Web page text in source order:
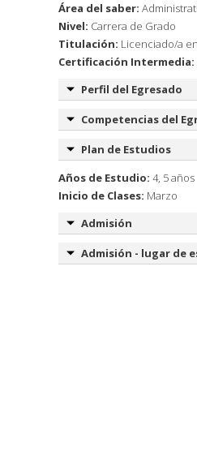
Área del saber:
Nivel: Carrera de Grado
Titulación: Licenciado/a
Certificación Intermedia:
Perfil del Egresado
Competencias del
Plan de Estudios
Años de Estudio: 4, 5 años
Inicio de Clases: Marzo
Admisión
Admisión - lugar de